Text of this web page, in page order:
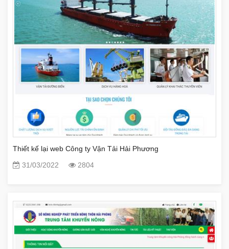
Thiết kế lại web Công ty Vận Tải Hải Phương
31/03/2022
2804